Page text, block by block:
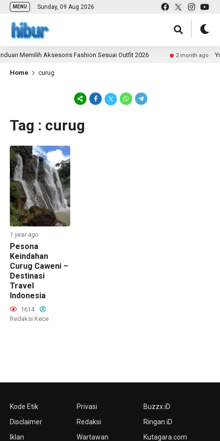
MENU Sunday, 09 Aug 2026
Memilih Aksesoris Fashion Sesuai Outfit 2026 2 month ago
Home curug
Tag : curug
1 year ago
Pesona
Keindahan
Curug Caweni –
Destinasi
Travel
Indonesia
1614
Redaksi Kece
Kode Etik
Disclaimer
Iklan
Privasi
Redaksi
Wartawan
Buzzx.iD
Ringan.iD
Kutagara.com